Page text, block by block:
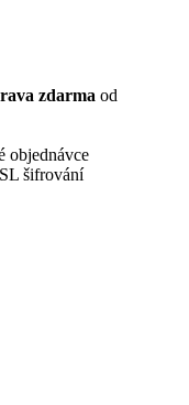
zdarma od
objednávce
šifrování